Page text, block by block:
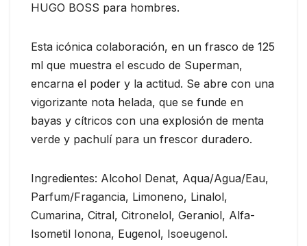
HUGO BOSS para hombres.
Esta icónica colaboración, en un frasco de 125
ml que muestra el escudo de Superman,
encarna el poder y la actitud. Se abre con una
vigorizante nota helada, que se funde en
bayas y cítricos con una explosión de menta
verde y pachulí para un frescor duradero.
Ingredientes: Alcohol Denat, Aqua/Agua/Eau,
Parfum/Fragancia, Limoneno, Linalol,
Cumarina, Citral, Citronelol, Geraniol, Alfa-
Isometil Ionona, Eugenol, Isoeugenol.